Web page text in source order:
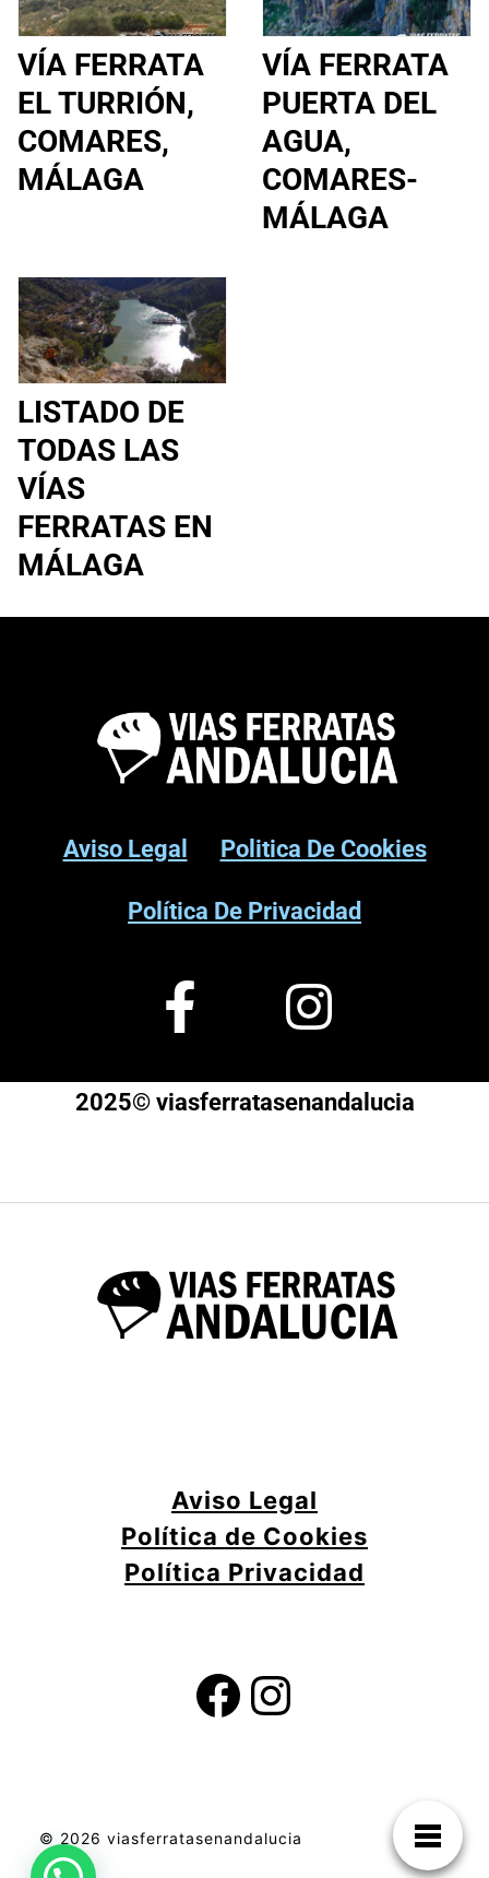
VÍA FERRATA
EL TURRIÓN,
COMARES,
MÁLAGA
VÍA FERRATA
PUERTA DEL
AGUA,
COMARES-
MÁLAGA
LISTADO DE
TODAS LAS
VÍAS
FERRATAS EN
MÁLAGA
Aviso Legal Politica De Cookies
Política De Privacidad
2025© viasferratasenandalucia
Aviso Legal
Política de Cookies
Política Privacidad
© 2026 viasferratasenandalucia